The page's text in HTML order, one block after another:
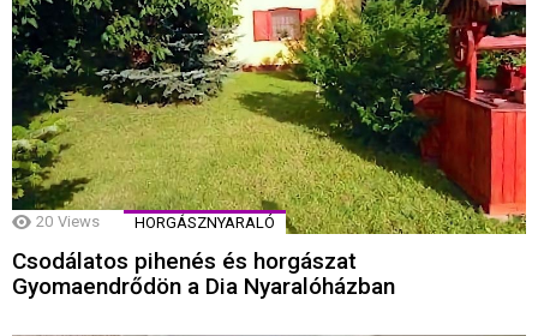
20 Views HORGÁSZNYARALÓ
Csodálatos pihenés és horgászat
Gyomaendrődön a Dia Nyaralóházban